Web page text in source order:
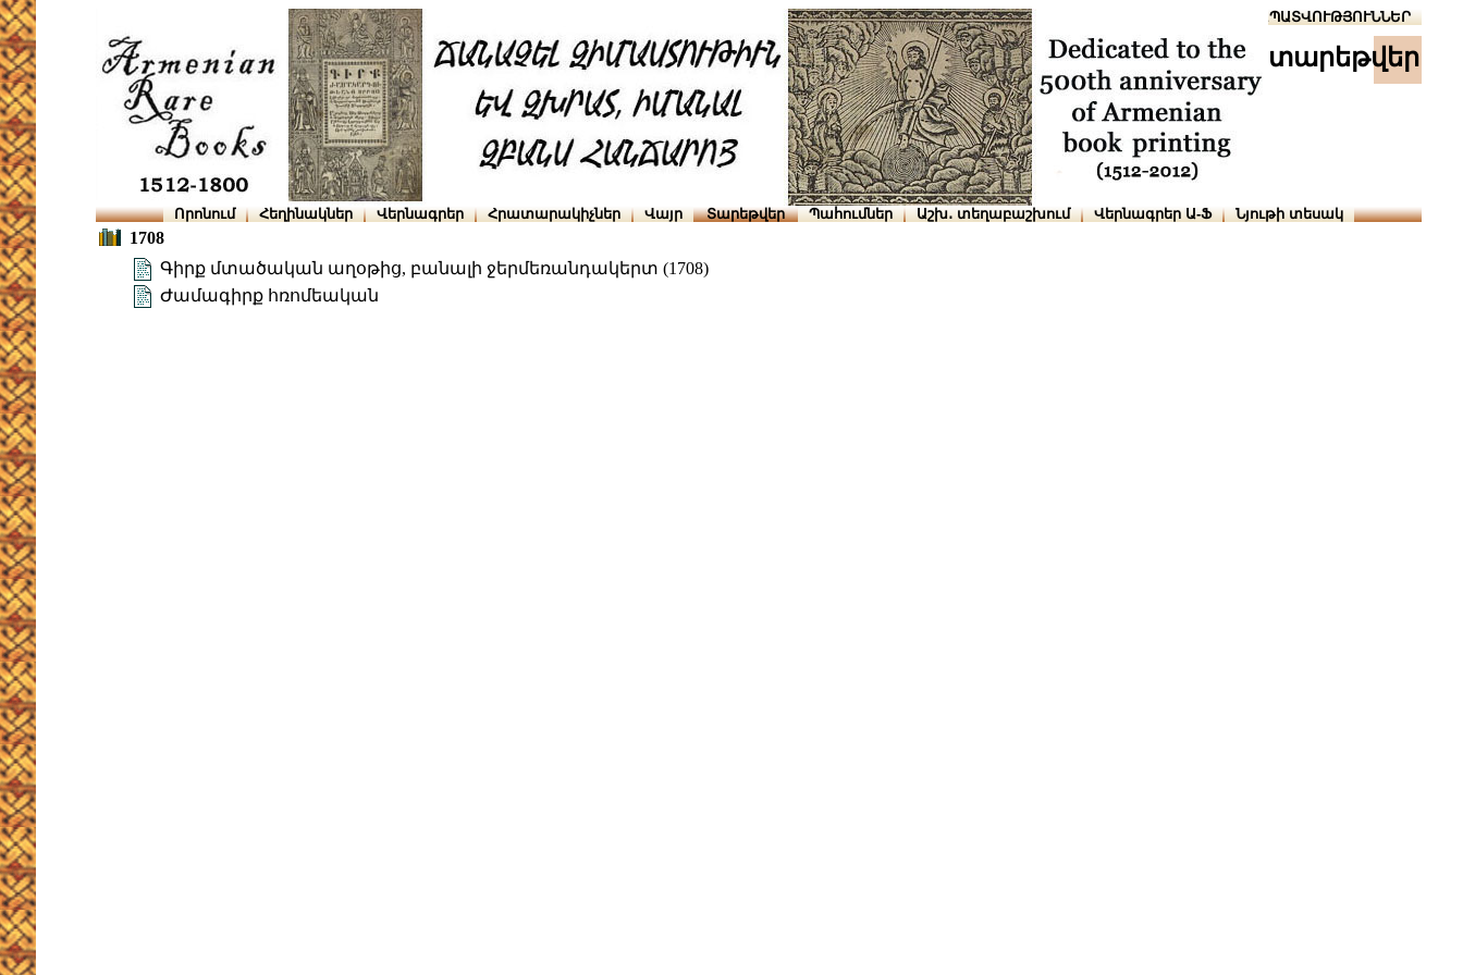
ՆԱԽԱՊԱՏՎՈՒԹՅՈՒՆՆԵՐ
տարեթվեր
Որոնում Հեղինակներ Վերնագրեր Հրատարակիչներ Վայր Տարեթվեր Պահումներ Աշխ․ տեղաբաշխում Վերնագրեր Ա-Ֆ Նյութի տեսակ
1708
Գիրք մտածական աղօթից, բանալի ջերմեռանդակերտ (1708)
Ժամագիրք հռոմեական